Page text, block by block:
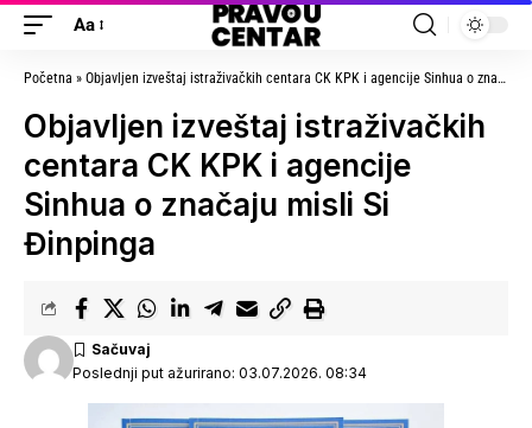
Aa
Početna » Objavljen izveštaj istraživačkih centara CK KPK i agencije Sinhua o značaju misli Si Đinpinga
Objavljen izveštaj istraživačkih
centara CK KPK i agencije
Sinhua o značaju misli Si
Đinpinga
Poslednji put ažurirano: 03.07.2026. 08:34